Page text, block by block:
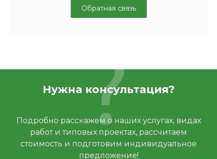
Обратная связь
Нужна консультация?
Подробно расскажем о наших услугах, видах
работ и типовых проектах, рассчитаем
стоимость и подготовим индивидуальное
предложение!